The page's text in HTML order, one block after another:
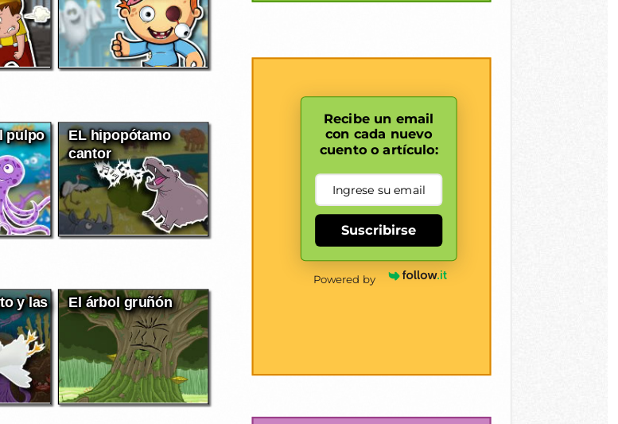
pulpo EL hipopótamo
cantor
y las El árbol gruñón
Recibe un email
con cada nuevo
cuento o artículo:
Suscribirse
Powered by